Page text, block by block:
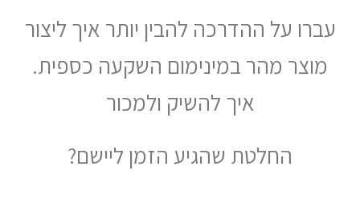
עברו על ההדרכה להבין יותר איך ליצור
מוצר מהר במינימום השקעה כספית.
איך להשיק ולמכור
החלטת שהגיע הזמן ליישם?